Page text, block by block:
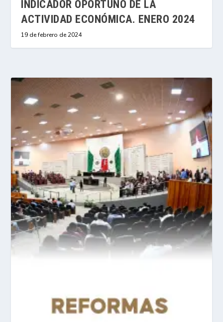
INDICADOR OPORTUNO DE LA
ACTIVIDAD ECONÓMICA. ENERO 2024
19 de febrero de 2024